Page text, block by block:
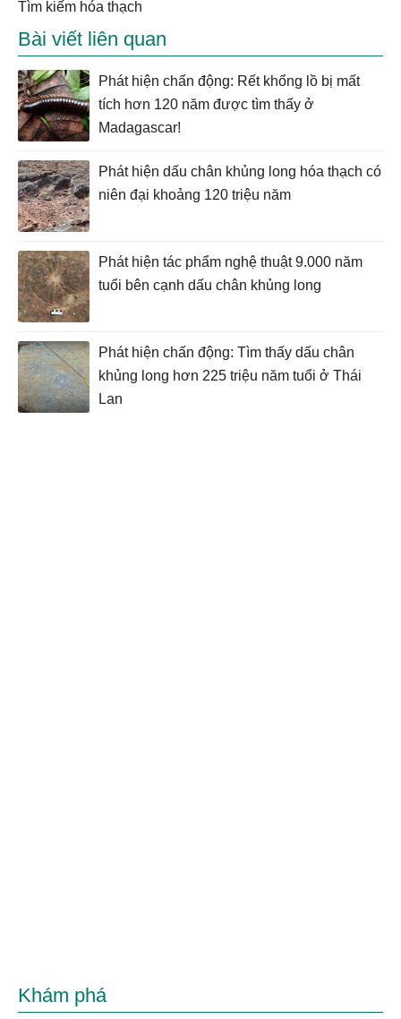
tìm kiếm hóa thạch
Bài viết liên quan
Phát hiện chấn động: Rết khổng lồ bị mất
tích hơn 120 năm được tìm thấy ở
Madagascar!
Phát hiện dấu chân khủng long hóa thạch có
niên đại khoảng 120 triệu năm
Phát hiện tác phẩm nghệ thuật 9.000 năm
tuổi bên cạnh dấu chân khủng long
Phát hiện chấn động: Tìm thấy dấu chân
khủng long hơn 225 triệu năm tuổi ở Thái
Lan
Khám phá